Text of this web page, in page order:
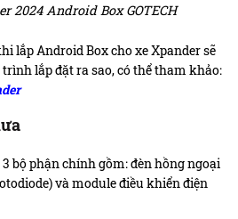
2024 Android Box GOTECH
lắp Android Box cho xe Xpander sẽ
lắp đặt ra sao, có thể tham khảo:
3 bộ phận chính gồm: đèn hồng ngoại
và module điều khiển điện